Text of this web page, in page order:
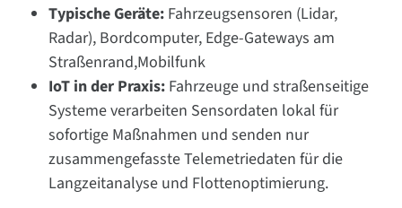
Typische Geräte: Fahrzeugsensoren (Lidar,
Radar), Bordcomputer, Edge-Gateways am
Straßenrand,Mobilfunk
IoT in der Praxis: Fahrzeuge und straßenseitige
Systeme verarbeiten Sensordaten lokal für
sofortige Maßnahmen und senden nur
zusammengefasste Telemetriedaten für die
Langzeitanalyse und Flottenoptimierung.